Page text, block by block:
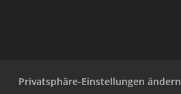
Privatsphäre-Einstellungen ändern